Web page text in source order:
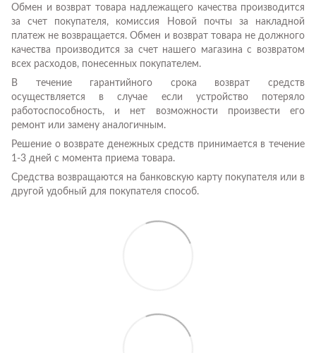
Обмен и возврат товара надлежащего качества производится
за счет покупателя, комиссия Новой почты за накладной
платеж не возвращается. Обмен и возврат товара не должного
качества производится за счет нашего магазина с возвратом
всех расходов, понесенных покупателем.
В течение гарантийного срока возврат средств
осуществляется в случае если устройство потеряло
работоспособность, и нет возможности произвести его
ремонт или замену аналогичным.
Решение о возврате денежных средств принимается в течение
1-3 дней с момента приема товара.
Средства возвращаются на банковскую карту покупателя или в
другой удобный для покупателя способ.